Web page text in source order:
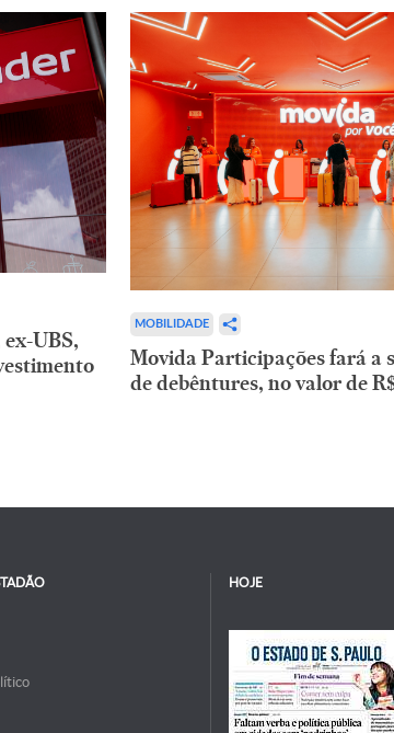
UBS,
MOBILIDADE
Movida Participações fará a
de debêntures, no valor de
HOJE